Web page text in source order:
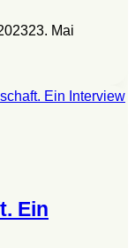
23. Mai
Ein